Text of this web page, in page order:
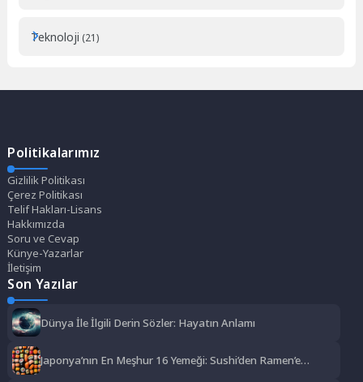
Teknoloji (21)
Politikalarımız
Gizlilik Politikası
Çerez Politikası
Telif Hakları-Lisans
Hakkımızda
Soru ve Cevap
Künye-Yazarlar
İletişim
Son Yazılar
Dünya İle İlgili Derin Sözler: Hayatın Anlamı
Japonya’nın En Meşhur 16 Yemeği: Sushi’den Ramen’e